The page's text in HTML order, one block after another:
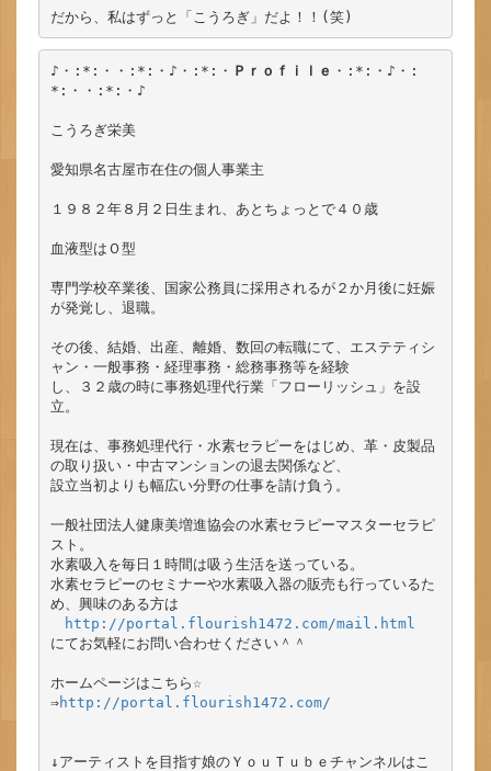
だから、私はずっと「こうろぎ」だよ！！(笑)
♪・:*:・・:*:・♪・:*:・ Ｐｒｏｆｉｌｅ ・:*:・♪・:
*:・・:*:・♪
こうろぎ栄美
愛知県名古屋市在住の個人事業主
１９８２年８月２日生まれ、あとちょっとで４０歳
血液型はＯ型
専門学校卒業後、国家公務員に採用されるが２か月後に妊娠
が発覚し、退職。
その後、結婚、出産、離婚、数回の転職にて、エステティシ
ャン・一般事務・経理事務・総務事務等を経験
し、３２歳の時に事務処理代行業「フローリッシュ」を設
立。
現在は、事務処理代行・水素セラピーをはじめ、革・皮製品
の取り扱い・中古マンションの退去関係など、
設立当初よりも幅広い分野の仕事を請け負う。
一般社団法人健康美増進協会の水素セラピーマスターセラピ
スト。
水素吸入を毎日１時間は吸う生活を送っている。
水素セラピーのセミナーや水素吸入器の販売も行っているた
め、興味のある方は
http://portal.flourish1472.com/mail.html
にてお気軽にお問い合わせください＾＾
ホームページはこちら☆
⇒http://portal.flourish1472.com/
↓アーティストを目指す娘のＹｏｕＴｕｂｅチャンネルはこ